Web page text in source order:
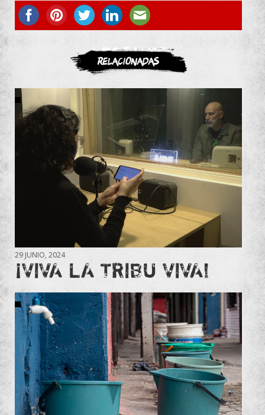
ASOCIATE
Relacionadas
29 JUNIO, 2024
¡VIVA LA TRIBU VIVA!